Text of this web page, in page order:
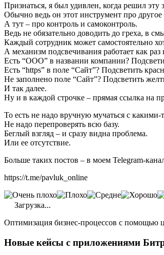
Признаться, я был удивлен, когда решил
Обычно ведь он этот инструмент про
А тут – про контроль и самоконтроль.
Ведь не обязательно доводить до греха, в
Каждый сотрудник может самостоятельно
А механизм подсвечивания работает как
Есть “ООО” в названии компании?
Есть “https” в поле “Сайт”? Подсветить
Не заполнено поле “Сайт”? Подсветить
И так далее.
Ну и в каждой строчке – прямая ссылка на
То есть не надо вручную мучаться с какими-
Не надо перепроверять всю базу.
Беглый взгляд – и сразу видна проблема.
Или ее отсутствие.
Больше таких постов – в моем Telegram-
https://t.me/pavluk_online
Загрузка...
Оптимизация бизнес-процессов с помощью
Новые кейсы с приложениями